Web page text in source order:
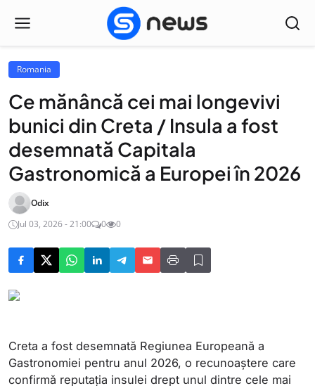
Romania
Ce mănâncă cei mai longevivi
bunici din Creta / Insula a fost
desemnată Capitala
Gastronomică a Europei în 2026
Odix
Jul 03, 2026 - 21:00
0 0
Creta a fost desemnată Regiunea Europeană a
Gastronomiei pentru anul 2026, o recunoaștere care
confirmă reputația insulei drept unul dintre cele mai